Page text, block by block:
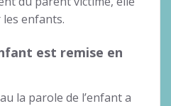
enfants.
est remise en
la parole de l’enfant a